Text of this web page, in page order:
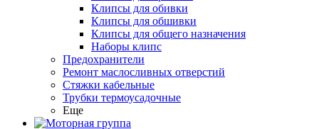
Клипсы для обивки
Клипсы для обшивки
Клипсы для общего назначения
Наборы клипс
Предохранители
Ремонт маслосливных отверстий
Стяжки кабельные
Трубки термоусадочные
Еще